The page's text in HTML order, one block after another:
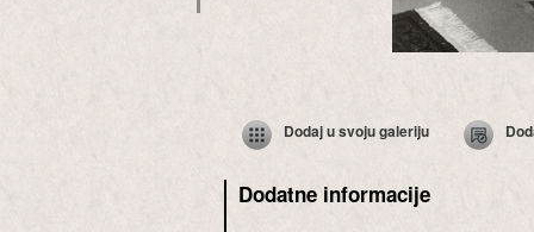
Dodaj u svoju galeriju
Dodatne informacije